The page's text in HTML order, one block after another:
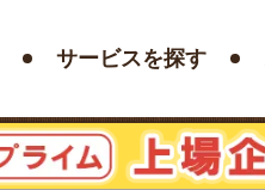
サービスを探す